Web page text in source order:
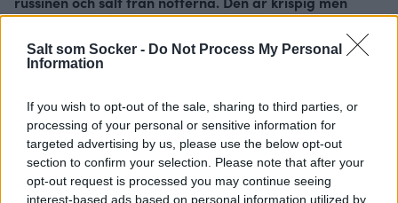
Salt som Socker - Do Not Process My Personal
Information
If you wish to opt-out of the sale, sharing to third parties, or
processing of your personal or sensitive information for
targeted advertising by us, please use the below opt-out
section to confirm your selection. Please note that after your
opt-out request is processed you may continue seeing
interest-based ads based on personal information utilized by
ändå seg. En kanonkaka helt enkelt, vem älskar inte en
kaka man bara behöver röra ihop och som endast
behöver 5 minuter i ugnen.